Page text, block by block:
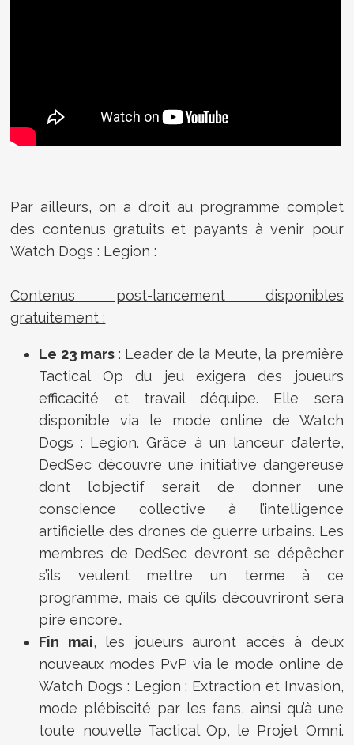
Par ailleurs, on a droit au programme complet
des contenus gratuits et payants à venir pour
Watch Dogs : Legion :
Contenus post-lancement disponibles
gratuitement :
Le 23 mars: Leader de la Meute, la première
Tactical Op du jeu exigera des joueurs
efficacité et travail d’équipe. Elle sera
disponible via le mode online de Watch
Dogs : Legion. Grâce à un lanceur d’alerte,
DedSec découvre une initiative dangereuse
dont l’objectif serait de donner une
conscience collective à l’intelligence
artificielle des drones de guerre urbains. Les
membres de DedSec devront se dépêcher
s’ils veulent mettre un terme à ce
programme, mais ce qu’ils découvriront sera
pire encore…
Fin mai, les joueurs auront accès à deux
nouveaux modes PvP via le mode online de
Watch Dogs : Legion : Extraction et Invasion,
mode plébiscité par les fans, ainsi qu’à une
toute nouvelle Tactical Op, le Projet Omni.